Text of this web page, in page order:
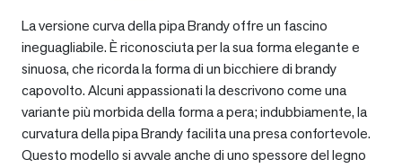
La versione curva della pipa Brandy offre un fascino
ineguagliabile. È riconosciuta per la sua forma elegante e
sinuosa, che ricorda la forma di un bicchiere di brandy
capovolto. Alcuni appassionati la descrivono come una
variante più morbida della forma a pera; indubbiamente, la
curvatura della pipa Brandy facilita una presa confortevole.
Questo modello si avvale anche di uno spessore del legno